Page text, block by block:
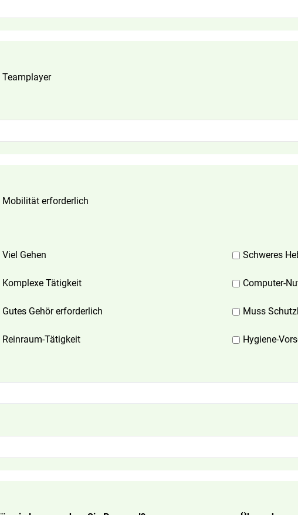
Teamplayer
Mobilität erforderlich
Viel Gehen Schweres
Komplexe Tätigkeit Computer-
Gutes Gehör erforderlich Muss
Reinraum-Tätigkeit Hygiene-